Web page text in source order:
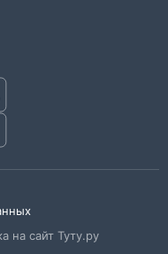
на сайт Туту.ру